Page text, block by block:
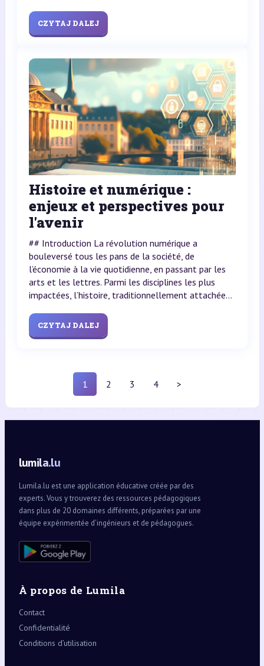
CZYTAJ DALEJ
Histoire et numérique :
enjeux et perspectives pour
l'avenir
## Introduction La révolution numérique a
bouleversé tous les pans de la société, de
l’économie à la vie quotidienne, en passant par les
arts et les lettres. Parmi les disciplines les plus
impactées, l’histoire, traditionnellement attachée...
CZYTAJ DALEJ
1 2 3 4 >
lumila.lu
Lumila.lu est une application éducative créée par des
experts. Vous y trouverez des ressources pédagogiques
dans plus de 20 domaines différents, préparées par une
équipe expérimentée d’ingénieurs et de pédagogues.
À propos de Lumila
Contact
Confidentialité
Conditions d’utilisation